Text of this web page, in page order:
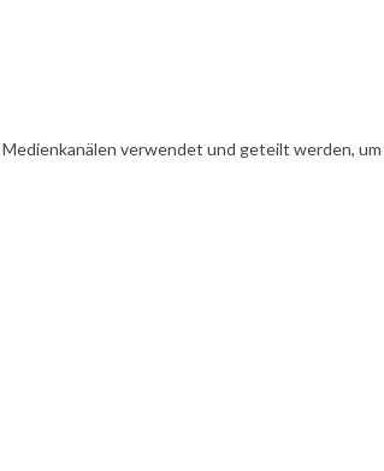
verwendet und geteilt